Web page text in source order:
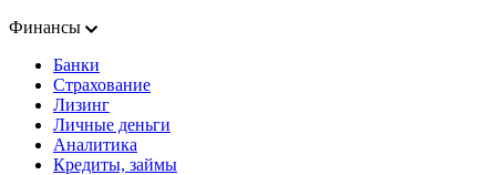
Финансы
Банки
Страхование
Лизинг
Личные деньги
Аналитика
Кредиты, займы